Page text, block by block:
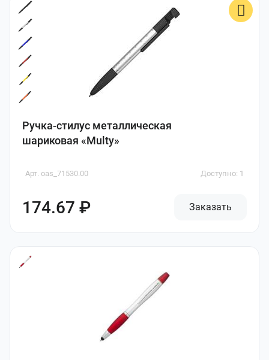
Ручка-стилус металлическая
шариковая «Multy»
Арт. oas_71530.00 Доступно: 1
174.67 ₽ Заказать